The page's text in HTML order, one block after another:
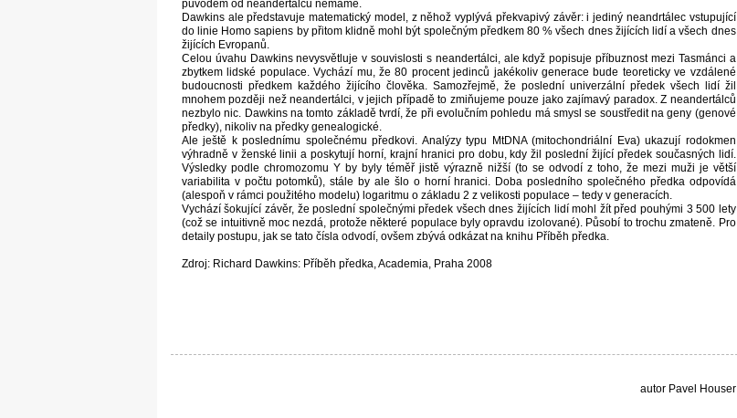
původem od neandertálců nemáme.
Dawkins ale představuje matematický model, z něhož vyplývá překvapivý závěr: i jediný neandrtálec vstupující
do linie Homo sapiens by přitom klidně mohl být společným předkem 80 % všech dnes žijících lidí a všech dnes
žijících Evropanů.
Celou úvahu Dawkins nevysvětluje v souvislosti s neandertálci, ale když popisuje příbuznost mezi Tasmánci a
zbytkem lidské populace. Vychází mu, že 80 procent jedinců jakékoliv generace bude teoreticky ve vzdálené
budoucnosti předkem každého žijícího člověka. Samozřejmě, že poslední univerzální předek všech lidí žil
mnohem později než neandertálci, v jejich případě to zmiňujeme pouze jako zajímavý paradox. Z neandertálců
nezbylo nic. Dawkins na tomto základě tvrdí, že při evolučním pohledu má smysl se soustředit na geny (genové
předky), nikoliv na předky genealogické.
Ale ještě k poslednímu společnému předkovi. Analýzy typu MtDNA (mitochondriální Eva) ukazují rodokmen
výhradně v ženské linii a poskytují horní, krajní hranici pro dobu, kdy žil poslední žijící předek současných lidí.
Výsledky podle chromozomu Y by byly téměř jistě výrazně nižší (to se odvodí z toho, že mezi muži je větší
variabilita v počtu potomků), stále by ale šlo o horní hranici. Doba posledního společného předka odpovídá
(alespoň v rámci použitého modelu) logaritmu o základu 2 z velikosti populace – tedy v generacích.
Vychází šokující závěr, že poslední společnými předek všech dnes žijících lidí mohl žít před pouhými 3 500 lety
(což se intuitivně moc nezdá, protože některé populace byly opravdu izolované). Působí to trochu zmateně. Pro
detaily postupu, jak se tato čísla odvodí, ovšem zbývá odkázat na knihu Příběh předka.
Zdroj: Richard Dawkins: Příběh předka, Academia, Praha 2008
autor Pavel Houser